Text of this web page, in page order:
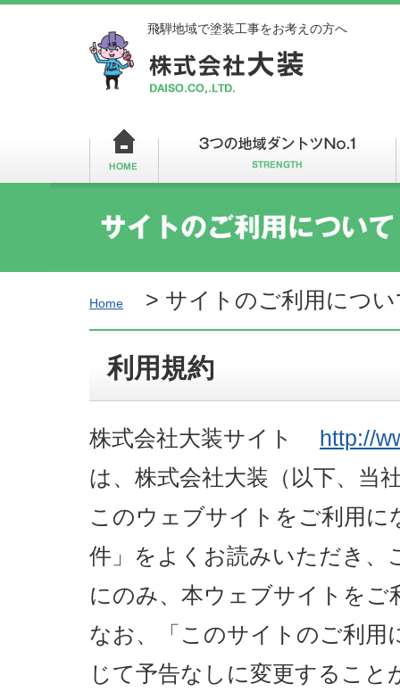
飛騨地域で塗装工事をお考えの方へ
Home > サイトのご利用につ
利用規約
株式会社大装サイト
http://
は、株式会社大装（以下、当
このウェブサイトをご利用に
件」をよくお読みいただき、
にのみ、本ウェブサイトをご
なお、「このサイトのご利用
じて予告なしに変更すること